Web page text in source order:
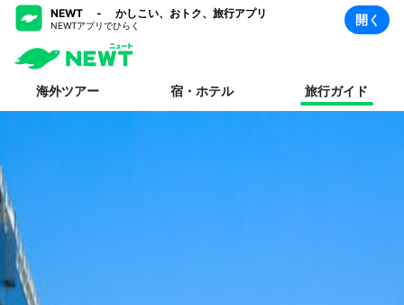
NEWT - かしこい、おトク、旅行アプリ
NEWTアプリでひらく 開く
海外ツアー 宿・ホテル 旅行ガイド